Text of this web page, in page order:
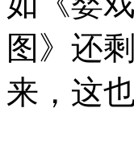
图》还
来，这